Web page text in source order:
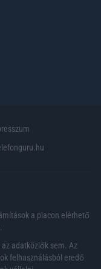
a piacon elérhető
adatközlők sem. Az
felhasználásból eredő